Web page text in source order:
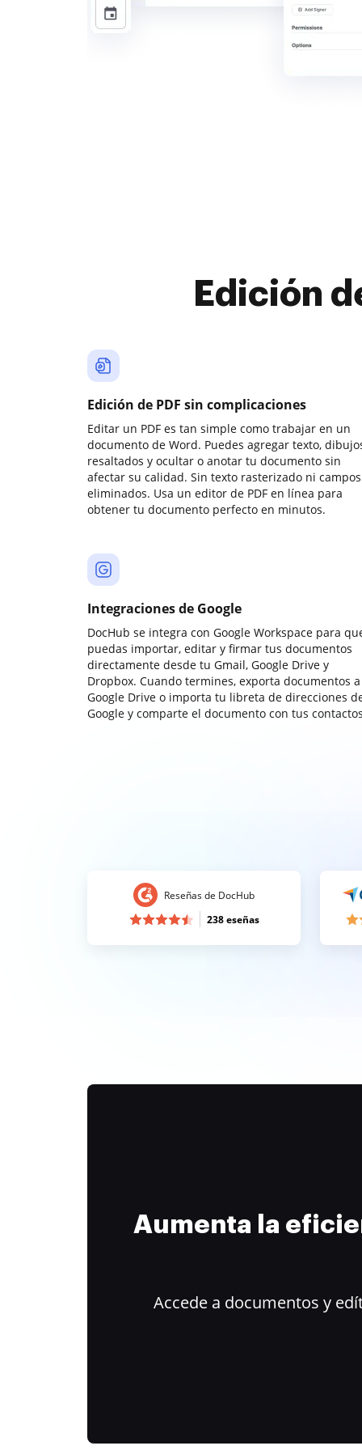
Edición
Edición de PDF sin complicaciones
Editar un PDF es tan simple como trabajar en un
documento de Word. Puedes agregar texto,
resaltados y ocultar o anotar tu documento sin
afectar su calidad. Sin texto rasterizado ni campos
eliminados. Usa un editor de PDF en línea para
obtener tu documento perfecto en minutos.
Integraciones de Google
DocHub se integra con Google Workspace para
puedas importar, editar y firmar tus documentos
directamente desde tu Gmail, Google Drive y
Dropbox. Cuando termines, exporta documentos a
Google Drive o importa tu libreta de direcciones
Google y comparte el documento con tus
Reseñas de DocHub
238 eseñas
Aumenta la
Accede a documentos y